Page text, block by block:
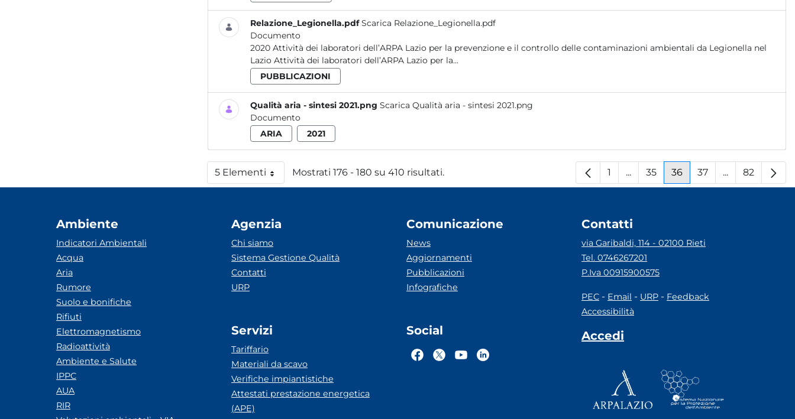
Relazione_Legionella.pdf Scarica Relazione_Legionella.pdf
Documento
2020 Attività dei laboratori dell’ARPA Lazio per la prevenzione e il controllo delle contaminazioni ambientali da Legionella nel
Lazio Attività dei laboratori dell’ARPA Lazio per la...
PUBBLICAZIONI
Qualità aria - sintesi 2021.png Scarica Qualità aria - sintesi 2021.png
Documento
ARIA
2021
5 ElementiPer paginaMostrati 176 - 180 su 410 risultati. Pagina
1 ...Pagine intermedie
Pagina
35 Pagina
36 Pagina
37 ...PaginePagina
82
Ambiente
Indicatori Ambientali
Acqua
Aria
Rumore
Suolo e bonifiche
Rifiuti
Elettromagnetismo
Radioattività
Ambiente e Salute
IPPC
AUA
RIR
Agenzia
Chi siamo
Sistema Gestione Qualità
Contatti
URP
Servizi
Tariffario
Materiali da scavo
Verifiche impiantistiche
Attestati prestazione energetica
(APE)
Comunicazione
News
Aggiornamenti
Pubblicazioni
Infografiche
Social
Contatti
via Garibaldi, 114 - 02100 Rieti
Tel. 0746267201
P.Iva 00915900575
PEC - Email - URP - Feedback
Accessibilità
Accedi